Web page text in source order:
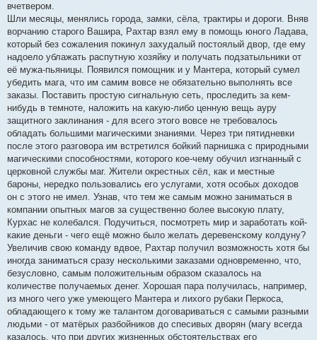
вчетвером.
Шли месяцы, менялись города, замки, сёла, трактиры и дороги. Вняв
ворчанию старого Вашира, Рахтар взял ему в помощь юного Ладава,
который без сожаления покинул захудалый постоялый двор, где ему
надоело ублажать распутную хозяйку и получать подзатыльники от
её мужа-пьяницы. Появился помощник и у Мантера, который сумел
убедить мага, что им самим вовсе не обязательно выполнять все
заказы. Поставить простую сигнальную сеть, проследить за кем-
нибудь в темноте, наложить на какую-либо ценную вещь ауру
защитного заклинания - для всего этого вовсе не требовалось
обладать большими магическими знаниями. Через три пятидневки
после этого разговора им встретился бойкий парнишка с природными
магическими способностями, которого кое-чему обучил изгнанный с
церковной службы маг. Жители окрестных сёл, как и местные
бароны, нередко пользовались его услугами, хотя особых доходов
он с этого не имел. Узнав, что тем же самым можно заниматься в
компании опытных магов за существенно более высокую плату,
Курхас не колебался. Подучиться, посмотреть мир и заработать кой-
какие деньги - чего ещё можно было желать деревенскому колдуну?
Увеличив свою команду вдвое, Рахтар получил возможность хотя бы
иногда заниматься сразу несколькими заказами одновременно, что,
безусловно, самым положительным образом сказалось на
количестве получаемых денег. Хорошая пара получилась, например,
из много чего уже умеющего Мантера и лихого рубаки Перкоса,
обладающего к тому же талантом договариваться с самыми разными
людьми - от матёрых разбойников до спесивых дворян (магу всегда
казалось, что при других жизненных обстоятельствах его